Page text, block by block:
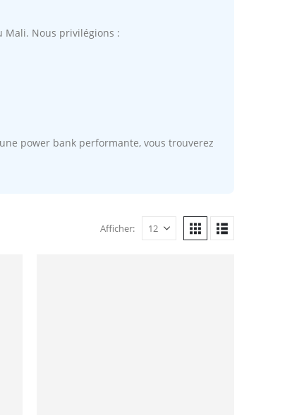
Mali. Nous privilégions :
power bank performante, vous trouverez
Afficher: